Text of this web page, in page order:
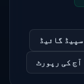
سپیڈ گائیڈ
آج کی رپورٹ